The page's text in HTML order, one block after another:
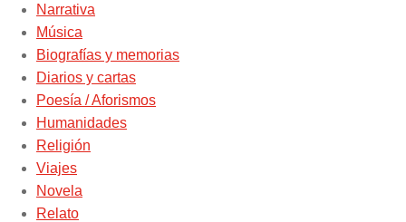
Narrativa
Música
Biografías y memorias
Diarios y cartas
Poesía / Aforismos
Humanidades
Religión
Viajes
Novela
Relato